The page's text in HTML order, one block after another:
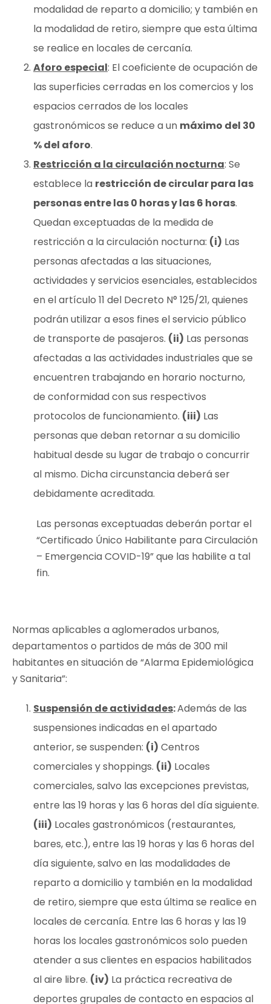
modalidad de reparto a domicilio; y también en
la modalidad de retiro, siempre que esta última
se realice en locales de cercanía.
Aforo especial: El coeficiente de ocupación de
las superficies cerradas en los comercios y los
espacios cerrados de los locales
gastronómicos se reduce a un máximo del 30
% del aforo.
Restricción a la circulación nocturna: Se
establece la restricción de circular para las
personas entre las 0 horas y las 6 horas.
Quedan exceptuadas de la medida de
restricción a la circulación nocturna: (i) Las
personas afectadas a las situaciones,
actividades y servicios esenciales, establecidos
en el artículo 11 del Decreto N° 125/21, quienes
podrán utilizar a esos fines el servicio público
de transporte de pasajeros. (ii) Las personas
afectadas a las actividades industriales que se
encuentren trabajando en horario nocturno,
de conformidad con sus respectivos
protocolos de funcionamiento. (iii) Las
personas que deban retornar a su domicilio
habitual desde su lugar de trabajo o concurrir
al mismo. Dicha circunstancia deberá ser
debidamente acreditada.
Las personas exceptuadas deberán portar el
“Certificado Único Habilitante para Circulación
– Emergencia COVID-19” que las habilite a tal
fin.
Normas aplicables a aglomerados urbanos,
departamentos o partidos de más de 300 mil
habitantes en situación de “Alarma Epidemiológica
y Sanitaria”:
Suspensión de actividades:Además de las
suspensiones indicadas en el apartado
anterior, se suspenden: (i) Centros
comerciales y shoppings. (ii) Locales
comerciales, salvo las excepciones previstas,
entre las 19 horas y las 6 horas del día siguiente.
(iii) Locales gastronómicos (restaurantes,
bares, etc.), entre las 19 horas y las 6 horas del
día siguiente, salvo en las modalidades de
reparto a domicilio y también en la modalidad
de retiro, siempre que esta última se realice en
locales de cercanía. Entre las 6 horas y las 19
horas los locales gastronómicos solo pueden
atender a sus clientes en espacios habilitados
al aire libre. (iv) La práctica recreativa de
deportes grupales de contacto en espacios al